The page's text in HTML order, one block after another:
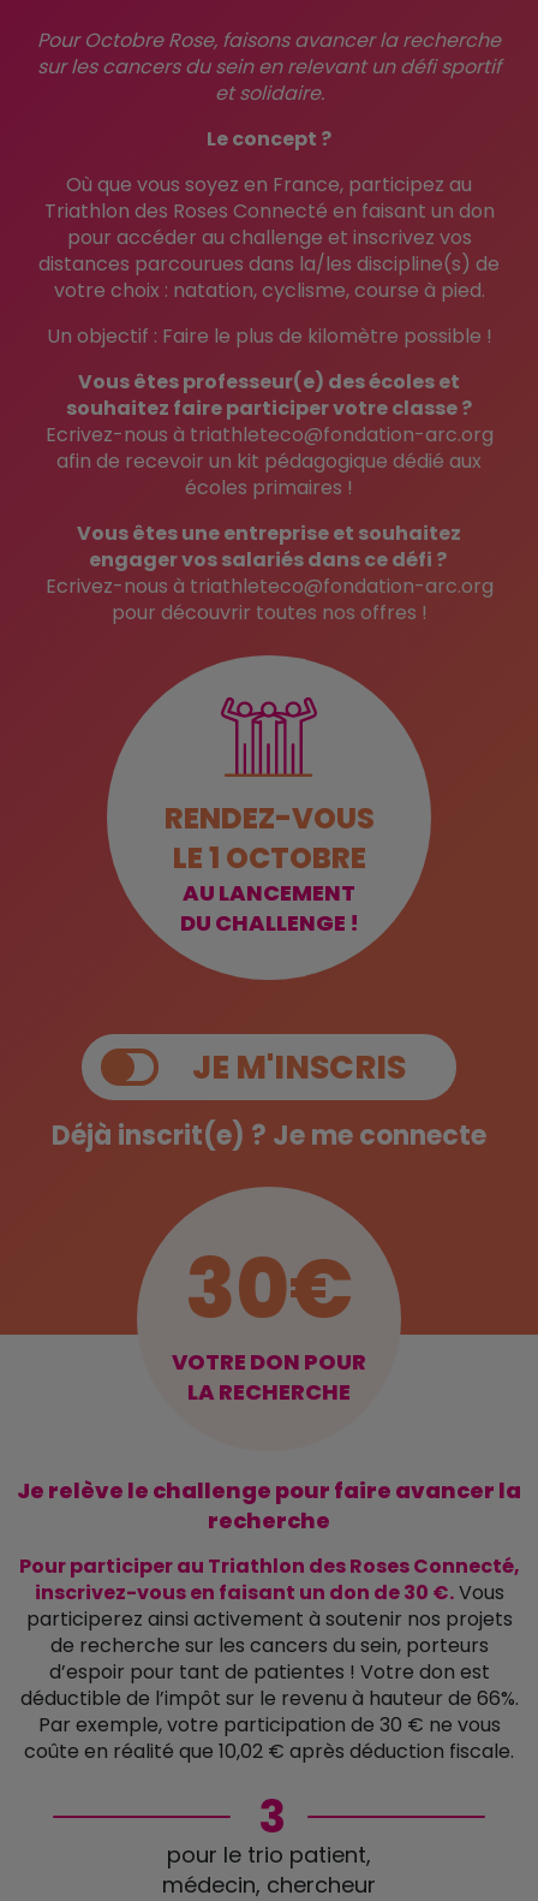
Pour Octobre Rose, faisons avancer la recherche
sur les cancers du sein en relevant un défi sportif
et solidaire.
Le concept ?
Où que vous soyez en France, participez au
Triathlon des Roses Connecté en faisant un don
pour accéder au challenge et inscrivez vos
distances parcourues dans la/les discipline(s) de
votre choix : natation, cyclisme, course à pied.
Un objectif : Faire le plus de kilomètre possible !
Vous êtes professeur(e) des écoles et
souhaitez faire participer votre classe ?
Ecrivez-nous à triathleteco@fondation-arc.org
afin de recevoir un kit pédagogique dédié aux
écoles primaires !
Vous êtes une entreprise et souhaitez
engager vos salariés dans ce défi ?
Ecrivez-nous à triathleteco@fondation-arc.org
pour découvrir toutes nos offres !
RENDEZ-VOUS
LE 1 OCTOBRE
AU LANCEMENT
DU CHALLENGE !
JE M'INSCRIS
Déjà inscrit(e) ? Je me connecte
66
%
DE DÉDUCTION
FISCALE
30€
VOTRE DON POUR
LA RECHERCHE
Je relève le challenge pour faire avancer la
recherche
Pour participer au Triathlon des Roses Connecté,
inscrivez-vous en faisant un don de 30 €.Vous
participerez ainsi activement à soutenir nos projets
de recherche sur les cancers du sein, porteurs
d’espoir pour tant de patientes ! Votre don est
déductible de l’impôt sur le revenu à hauteur de 66%.
Par exemple, votre participation de 30 € ne vous
coûte en réalité que 10,02 € après déduction fiscale.
3
pour le trio patient,
médecin, chercheur